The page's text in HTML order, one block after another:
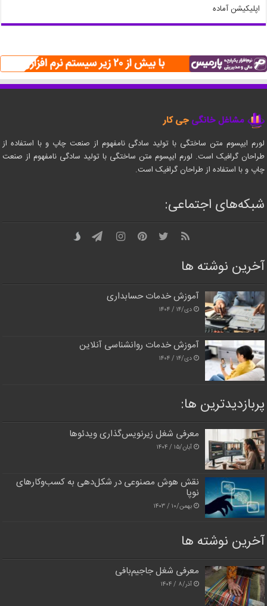
اپلیکیشن آماده
لورم ایپسوم متن ساختگی با تولید سادگی نامفهوم از صنعت چاپ و با استفاده از
طراحان گرافیک است. لورم ایپسوم متن ساختگی با تولید سادگی نامفهوم از صنعت
چاپ و با استفاده از طراحان گرافیک است.
شبکه‌های اجتماعی:
آخرین نوشته ها
آموزش خدمات حسابداری
دی/۱۴ / ۱۴۰۴
آموزش خدمات روانشناسی آنلاین
دی/۱۴ / ۱۴۰۴
پربازدیدترین‌ ها:
معرفی شغل زیرنویس‌گذاری ویدئوها
آبان/۱۵ / ۱۴۰۴
نقش هوش مصنوعی در شکل‌دهی به کسب‌وکارهای
نوپا
بهمن/۱۰ / ۱۴۰۳
آخرین نوشته ها
معرفی شغل جاجیم‌بافی
آذر/۸ / ۱۴۰۴